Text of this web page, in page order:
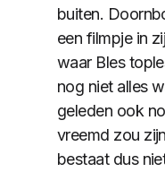
buiten.
een filmpje in
waar Bles
nog niet alles
geleden ook
vreemd zou
bestaat dus